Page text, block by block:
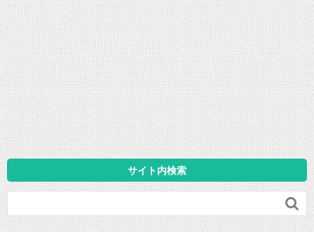
サイト内検索
